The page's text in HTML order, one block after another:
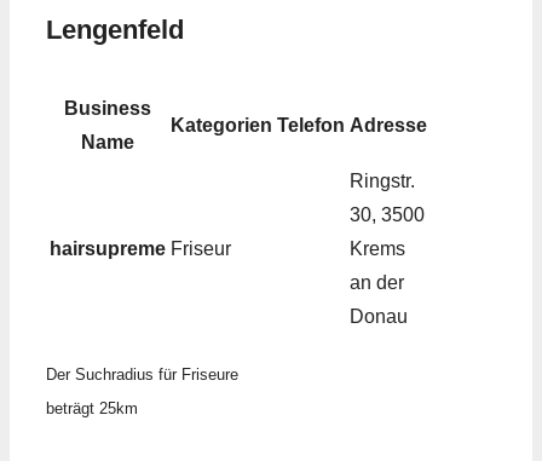
Lengenfeld
Business
Name
Kategorien Telefon Adresse
hairsupreme Friseur
Ringstr.
30, 3500
Krems
an der
Donau
Der Suchradius für Friseure
beträgt 25km